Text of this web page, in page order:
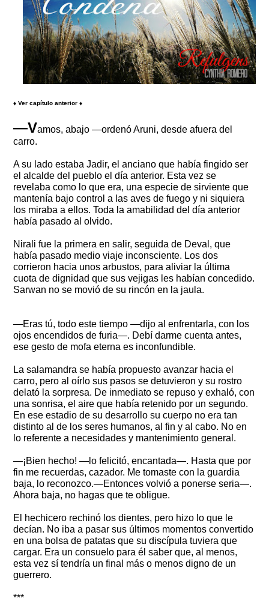
♦ Ver capítulo anterior ♦
—Vamos, abajo —ordenó Aruni, desde afuera del
carro.
A su lado estaba Jadir, el anciano que había fingido ser
el alcalde del pueblo el día anterior. Esta vez se
revelaba como lo que era, una especie de sirviente que
mantenía bajo control a las aves de fuego y ni siquiera
los miraba a ellos. Toda la amabilidad del día anterior
había pasado al olvido.
Nirali fue la primera en salir, seguida de Deval, que
había pasado medio viaje inconsciente. Los dos
corrieron hacia unos arbustos, para aliviar la última
cuota de dignidad que sus vejigas les habían concedido.
Sarwan no se movió de su rincón en la jaula.
—Eras tú, todo este tiempo —dijo al enfrentarla, con los
ojos encendidos de furia—. Debí darme cuenta antes,
ese gesto de mofa eterna es inconfundible.
La salamandra se había propuesto avanzar hacia el
carro, pero al oírlo sus pasos se detuvieron y su rostro
delató la sorpresa. De inmediato se repuso y exhaló, con
una sonrisa, el aire que había retenido por un segundo.
En ese estadio de su desarrollo su cuerpo no era tan
distinto al de los seres humanos, al fin y al cabo. No en
lo referente a necesidades y mantenimiento general.
—¡Bien hecho! —lo felicitó, encantada—. Hasta que por
fin me recuerdas, cazador. Me tomaste con la guardia
baja, lo reconozco.—Entonces volvió a ponerse seria—.
Ahora baja, no hagas que te obligue.
El hechicero rechinó los dientes, pero hizo lo que le
decían. No iba a pasar sus últimos momentos convertido
en una bolsa de patatas que su discípula tuviera que
cargar. Era un consuelo para él saber que, al menos,
esta vez sí tendría un final más o menos digno de un
guerrero.